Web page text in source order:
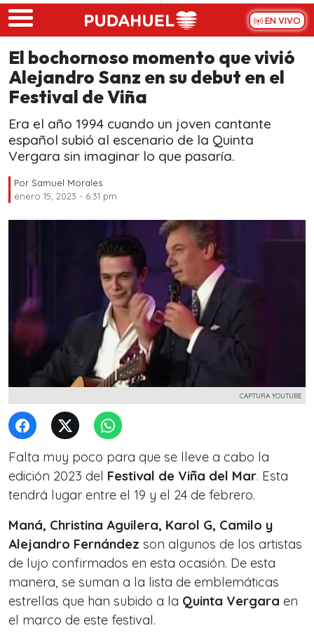
Skip to main content
EN VIVO
El bochornoso momento que vivió
Alejandro Sanz en su debut en el
Festival de Viña
Era el año 1994 cuando un joven cantante
español subió al escenario de la Quinta
Vergara sin imaginar lo que pasaría.
Por Samuel Morales
enero 15, 2023 - 6:31 pm
CAPTURA YOUTUBE
Falta muy poco para que se lleve a cabo la
edición 2023 del Festival de Viña del Mar. Esta
tendrá lugar entre el 19 y el 24 de febrero.
Maná, Christina Aguilera, Karol G, Camilo y
Alejandro Fernández son algunos de los artistas
de lujo confirmados en esta ocasión. De esta
manera, se suman a la lista de emblemáticas
estrellas que han subido a la Quinta Vergara en
el marco de este festival.